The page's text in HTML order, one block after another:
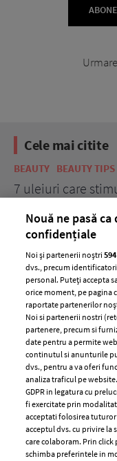
Cele mai citite
BEAUTY BEAUTY TIPS
7 uleiuri care
ELLE Style
2024
Despre ELLE
Romania
Contact
Abonamente
Nouă ne pasă
confidențiale
Noi și partenerii noștri594
dvs., precum
personal. Puteți accepta
orice moment, pe pagina
raportate partenerilor
Noi si partenerii nostri
partenere, precum si
date pentru a permite
continutul si anunturile
dvs., pentru a va oferi
analiza traficul pe
GDPR in legatura cu
fi exercitate prin
acceptati folosirea
acceptul dvs. cu privire la
care colaboram. Prin click
schimba preferintele in